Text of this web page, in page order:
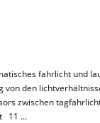
fahrlicht und
von den
zwischen
11 ...